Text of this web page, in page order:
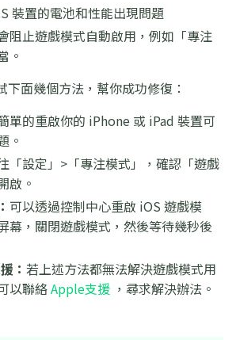
裝置的電池和性能出現問題
阻止遊戲模式自動啟用，例如「專注
。
面幾個方法，幫你成功修復：
單的重啟你的 iPhone 或 iPad 裝置可
。
「設定」>「專注模式」，確認「遊戲
啟。
可以透過控制中心重啟 iOS 遊戲模
幕，關閉遊戲模式，然後等待幾秒後
： 若上述方法都無法解決遊戲模式用
以聯絡Apple支援 ，尋求解決辦法。